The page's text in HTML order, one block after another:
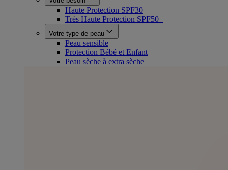
Haute Protection SPF30
Très Haute Protection SPF50+
Votre type de peau
Peau sensible
Protection Bébé et Enfant
Peau sèche à extra sèche